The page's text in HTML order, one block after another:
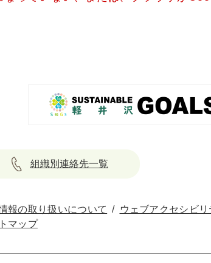
組織別連絡先一覧
報の取り扱いについて
ウェブアクセシビ
マップ